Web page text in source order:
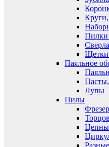
Пилки
Щетки
Паяльное
Лупы
Пилы